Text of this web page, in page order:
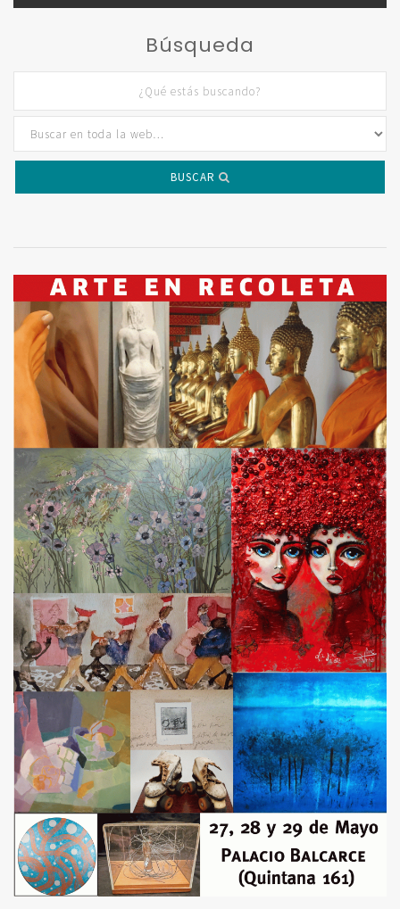
Búsqueda
BUSCAR